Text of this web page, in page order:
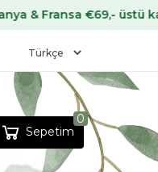
üstü kargo bedava
Sepetim
0